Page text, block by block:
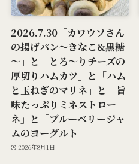
2026.7.30「カワウソさん
の揚げパン～きなこ&黒糖
～」と「とろ～りチーズの
厚切りハムカツ」と「ハム
と玉ねぎのマリネ」と「旨
味たっぷりミネストロー
ネ」と「ブルーベリージャ
ムのヨーグルト」
2026年8月1日